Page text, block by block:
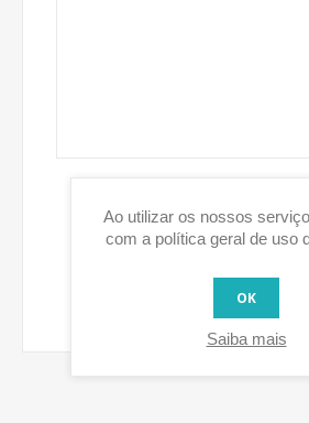
Mau
ENVIAR OPINIÃO
Ao utilizar os nossos
com a política geral de uso
OK
Saiba mais